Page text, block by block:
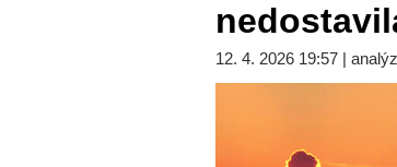
12. 4. 2026 19:57 |